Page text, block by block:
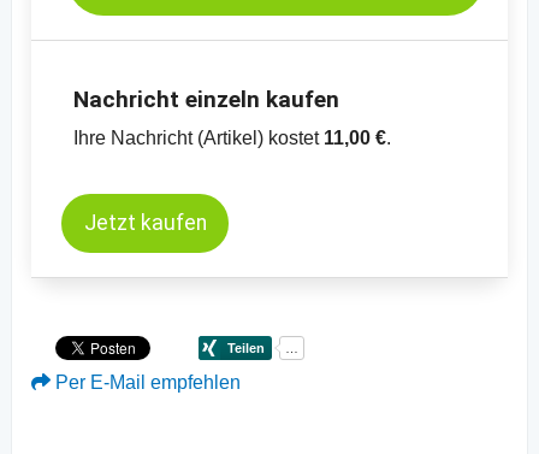
Kassamarkt - Rapssaat - Neuss
Nachricht einzeln kaufen
Ihre Nachricht (Artikel) kostet 11,00 €.
Jetzt kaufen
Per E-Mail empfehlen